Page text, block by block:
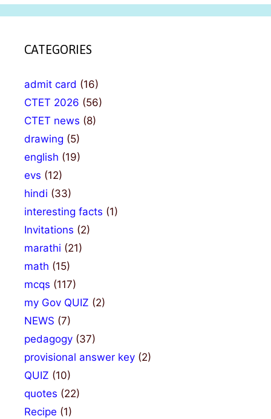
CATEGORIES
admit card (16)
CTET 2026 (56)
CTET news (8)
drawing (5)
english (19)
evs (12)
hindi (33)
interesting facts (1)
Invitations (2)
marathi (21)
math (15)
mcqs (117)
my Gov QUIZ (2)
NEWS (7)
pedagogy (37)
provisional answer key (2)
QUIZ (10)
quotes (22)
Recipe (1)